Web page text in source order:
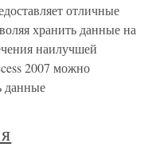
отличные
хранить данные на
наилучшей
2007 можно
данные